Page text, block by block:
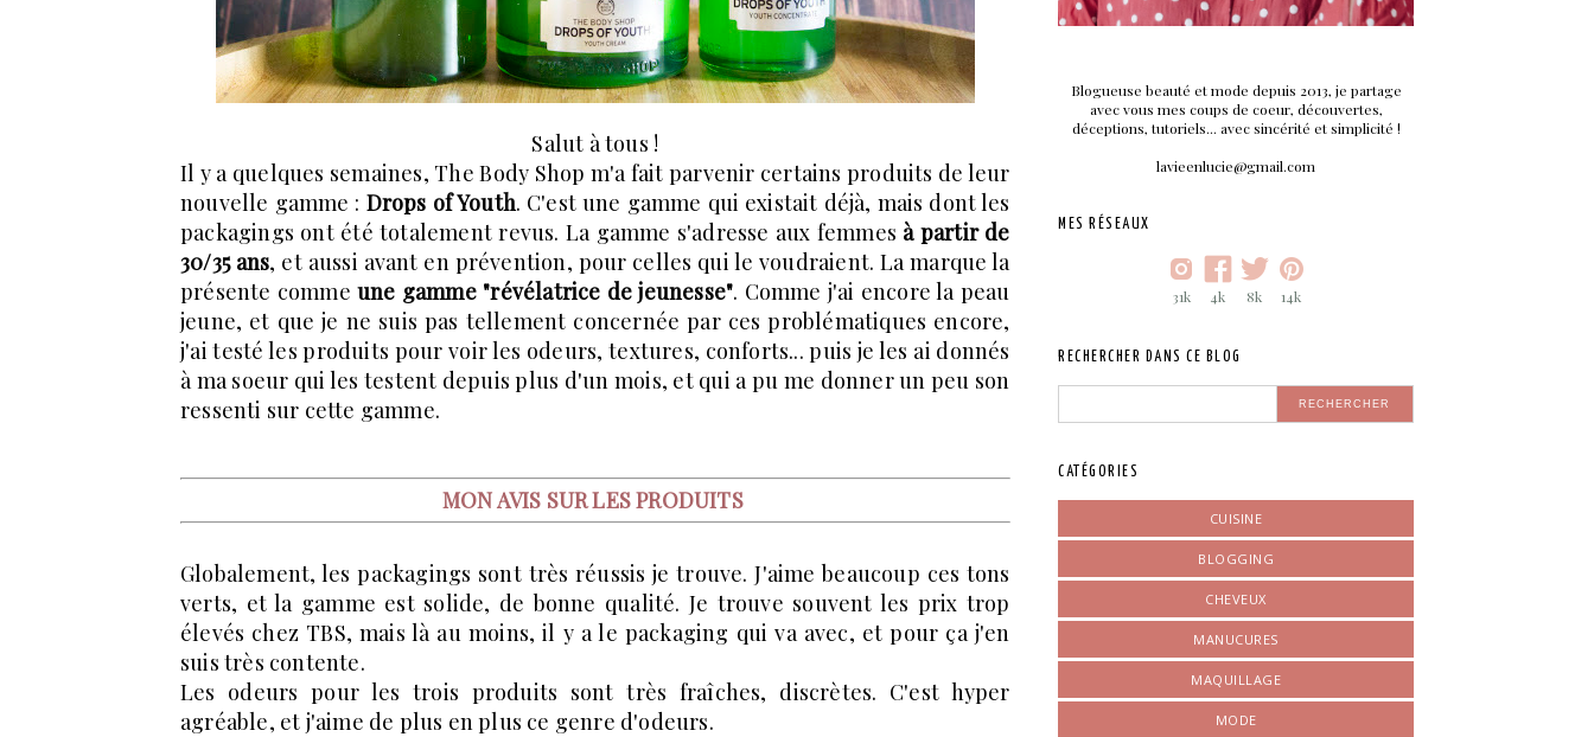
Salut à tous !
Il y a quelques semaines, The Body Shop m'a fait parvenir certains produits de leur
nouvelle gamme : Drops of Youth. C'est une gamme qui existait déjà, mais dont les
packagings ont été totalement revus. La gamme s'adresse aux femmes à partir de
30/35 ans, et aussi avant en prévention, pour celles qui le voudraient. La marque la
présente commeune gamme "révélatrice de jeunesse". Comme j'ai encore la peau
jeune, et que je ne suis pas tellement concernée par ces problématiques encore,
j'ai testé les produits pour voir les odeurs, textures, conforts... puis je les ai donnés
à ma soeur qui les testent depuis plus d'un mois, et qui a pu me donner un peu son
ressenti sur cette gamme.
MON AVIS SUR LES PRODUITS
Globalement, les packagings sont très réussis je trouve. J'aime beaucoup ces tons
verts, et la gamme est solide, de bonne qualité. Je trouve souvent les prix trop
élevés chez TBS, mais là au moins, il y a le packaging qui va avec, et pour ça j'en
suis très contente.
Les odeurs pour les trois produits sont très fraîches, discrètes. C'est hyper
agréable, et j'aime de plus en plus ce genre d'odeurs.
Blogueuse beauté et mode depuis 2013, je partage
avec vous mes coups de coeur, découvertes,
déceptions, tutoriels... avec sincérité et simplicité !
lavieenlucie@gmail.com
MES RÉSEAUX
31k 4k 8k 14k
RECHERCHER DANS CE BLOG
CATÉGORIES
CUISINE
BLOGGING
CHEVEUX
MANUCURES
MAQUILLAGE
MODE